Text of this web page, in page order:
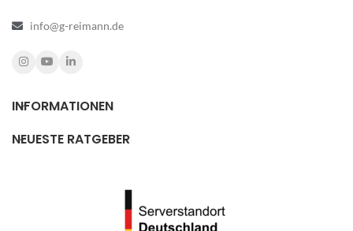
info@g-reimann.de
INFORMATIONEN
NEUESTE RATGEBER